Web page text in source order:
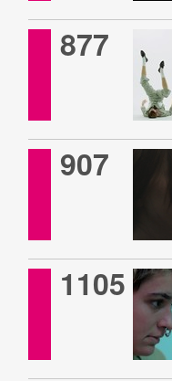
877
907
1105